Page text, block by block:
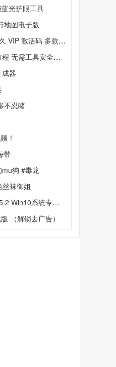
光护眼工具
地图电子版
码 多款热门游戏随意下
需工具安全解封
器
不忍睹
！
带
狗 #毒龙
袜御姐
系统专用版
（解锁去广告）